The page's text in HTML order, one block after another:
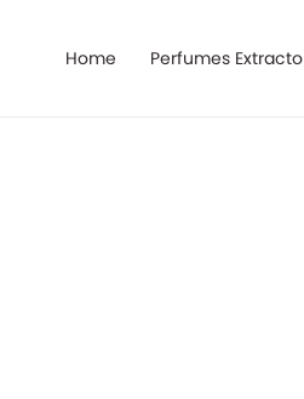
Home Perfumes Extracto